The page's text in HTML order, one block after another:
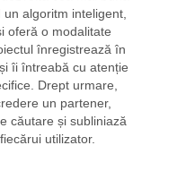
algoritm inteligent,
oferă o modalitate
înregistrează în
îi întreabă cu atenție
Drept urmare,
un partener,
căutare și subliniază
utilizator.